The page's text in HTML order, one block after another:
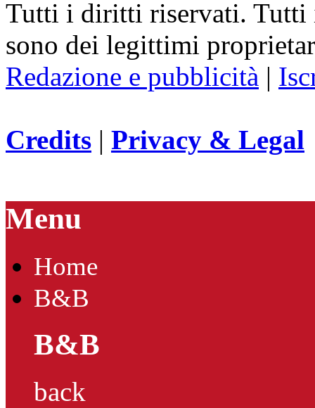
Tutti i diritti riservati. Tutti
sono dei legittimi
Redazione e pubblicità |
Credits | Privacy & Legal
Menu
Home
B&B
B&B
back